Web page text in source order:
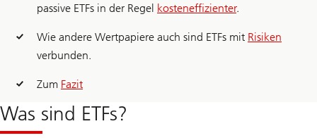
passive ETFs in der Regel kosteneffizienter.
Wie andere Wertpapiere auch sind ETFs mit Risiken
verbunden.
Zum Fazit
Was sind ETFs?